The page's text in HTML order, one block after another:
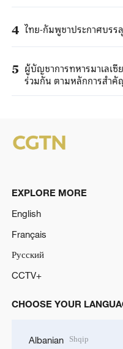
4 ไทย-กัมพูชาประกาศบร
5 ผู้บัญชาการทหารมาเลเ
ร่วมกัน ตามหลักการสำ
EXPLORE MORE
English
Français
Русский
CCTV+
CHOOSE YOUR
Albanian Shqip